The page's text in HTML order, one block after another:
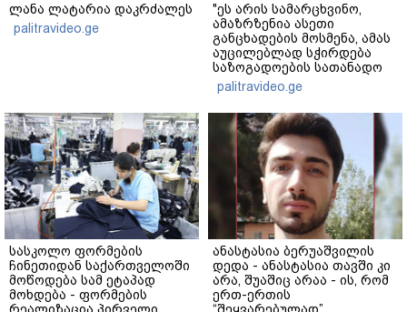
ლანა ლატარია დაკრძალეს
palitravideo.ge
"ეს არის სამარცხვინო,
ამაზრზენია ასეთი
განცხადების მოსმენა, ამას
აუცილებლად სჭირდება
საზოგადოების სათანადო
რეაქცია" - ირაკლი
კობახიძე
palitravideo.ge
სასკოლო ფორმების
ჩინეთიდან საქართველოში
მოწოდება სამ ეტაპად
მოხდება - ფორმების
ანასტასია ბერუაშვილის
დედა - ანასტასია თავში კი
არა, შუაშიც არაა - ის, რომ
ერთ-ერთის